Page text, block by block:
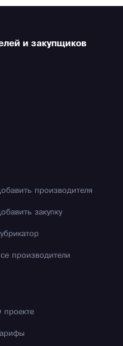
и закупщиков
производителя
закупку
производители
проекте